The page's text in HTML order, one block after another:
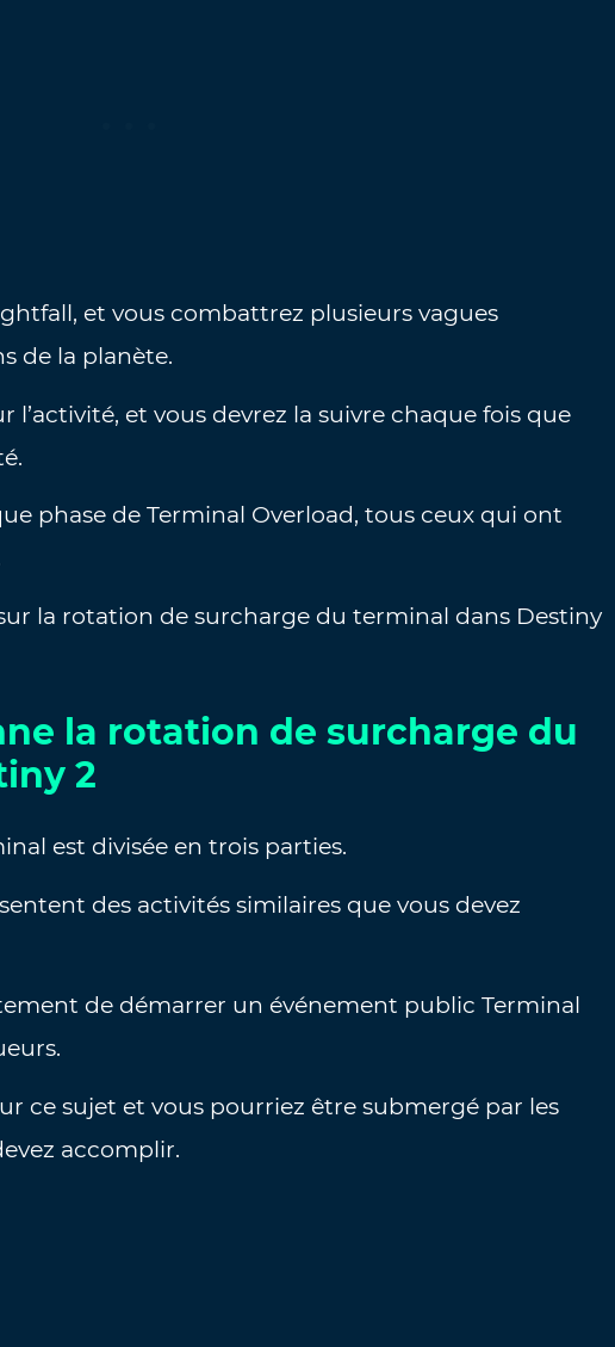
et vous combattrez plusieurs vagues
de la planète.
et vous devrez la suivre chaque fois que
phase de Terminal Overload, tous ceux qui ont
la rotation de surcharge du terminal dans Destiny
la rotation de surcharge du
2
est divisée en trois parties.
des activités similaires que vous devez
de démarrer un événement public Terminal
ce sujet et vous pourriez être submergé par les
accomplir.